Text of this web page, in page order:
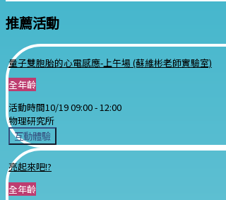
推薦活動
量子雙胞胎的心電感應-上午場 (蘇維彬老師實驗室)
全年齡
活動時間10/19 09:00 -12:00
物理研究所
互動體驗
亮起來吧!?
全年齡